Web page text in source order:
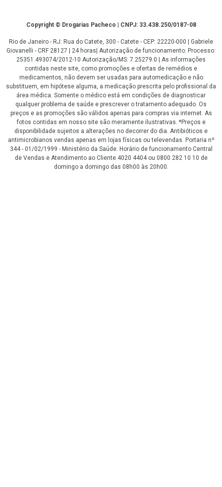
CopyrightCopyright © Drogarias Pacheco | CNPJ: 33.438.250/0187-08
Rio de Janeiro - RJ: Rua do Catete, 300 - Catete - CEP: 22220-000 | Gabriele
Giovanelli - CRF 28127 | 24 horas| Autorização de funcionamento: Processo:
25351.493074/2012-10 Autorização/MS: 7.25279.0 | As informações
contidas neste site, como promoções e ofertas de remédios e
medicamentos, não devem ser usadas para automedicação e não
substituem, em hipótese alguma, a medicação prescrita pelo profissional da
área médica. Somente o médico está em condições de diagnosticar
qualquer problema de saúde e prescrever o tratamento adequado. Os
preços e as promoções são válidos apenas para compras via internet. As
fotos contidas em nosso site são meramente ilustrativas. *Preços e
disponibilidade sujeitos a alterações no decorrer do dia. Antibióticos e
antimicrobianos vendas apenas em lojas físicas ou televendas. Portaria nº
344 - 01/02/1999 - Ministério da Saúde. Horário de funcionamento Central
de Vendas e Atendimento ao Cliente 4020 4404 ou 0800 282 10 10 de
domingo a domingo das 08h00 às 20h00.